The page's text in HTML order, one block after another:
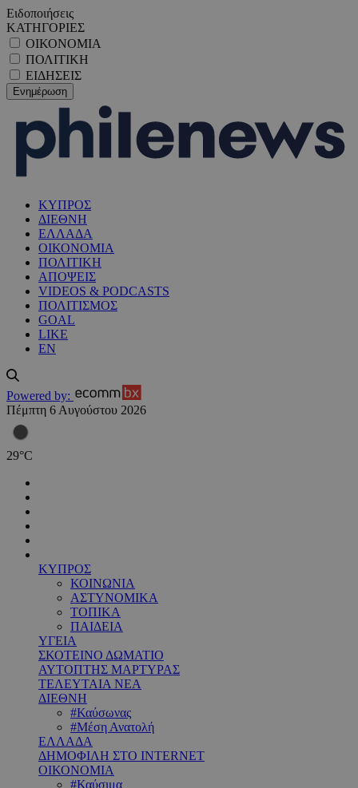
Ειδοποιήσεις
ΚΑΤΗΓΟΡΙΕΣ
ΟΙΚΟΝΟΜΙΑ
ΠΟΛΙΤΙΚΗ
ΕΙΔΗΣΕΙΣ
ΚΥΠΡΟΣ
ΔΙΕΘΝΗ
ΕΛΛΑΔΑ
ΟΙΚΟΝΟΜΙΑ
ΠΟΛΙΤΙΚΗ
ΑΠΟΨΕΙΣ
VIDEOS & PODCASTS
ΠΟΛΙΤΙΣΜΟΣ
GOAL
LIKE
EN
Powered by:
Πέμπτη 6 Αυγούστου 2026
29°C
ΚΥΠΡΟΣ
ΚΟΙΝΩΝΙΑ
ΑΣΤΥΝΟΜΙΚΑ
ΤΟΠΙΚΑ
ΠΑΙΔΕΙΑ
ΥΓΕΙΑ
ΣΚΟΤΕΙΝΟ ΔΩΜΑΤΙΟ
ΑΥΤΟΠΤΗΣ ΜΑΡΤΥΡΑΣ
ΤΕΛΕΥΤΑΙΑ ΝΕΑ
ΔΙΕΘΝΗ
#Καύσωνας
#Μέση Ανατολή
ΕΛΛΑΔΑ
ΔΗΜΟΦΙΛΗ ΣΤΟ INTERNET
ΟΙΚΟΝΟΜΙΑ
#Καύσιμα